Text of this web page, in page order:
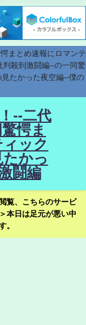
まとめ速報にロマンテ
判殺到激闘編--の一同驚
たかった夜空編--僕の
--二代
愕ま
ック
かっ
闘編
覧、こちらのサービ
本日は足元が悪い中
。